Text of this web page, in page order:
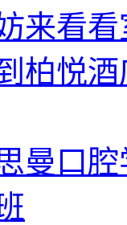
来看
柏悦
曼口